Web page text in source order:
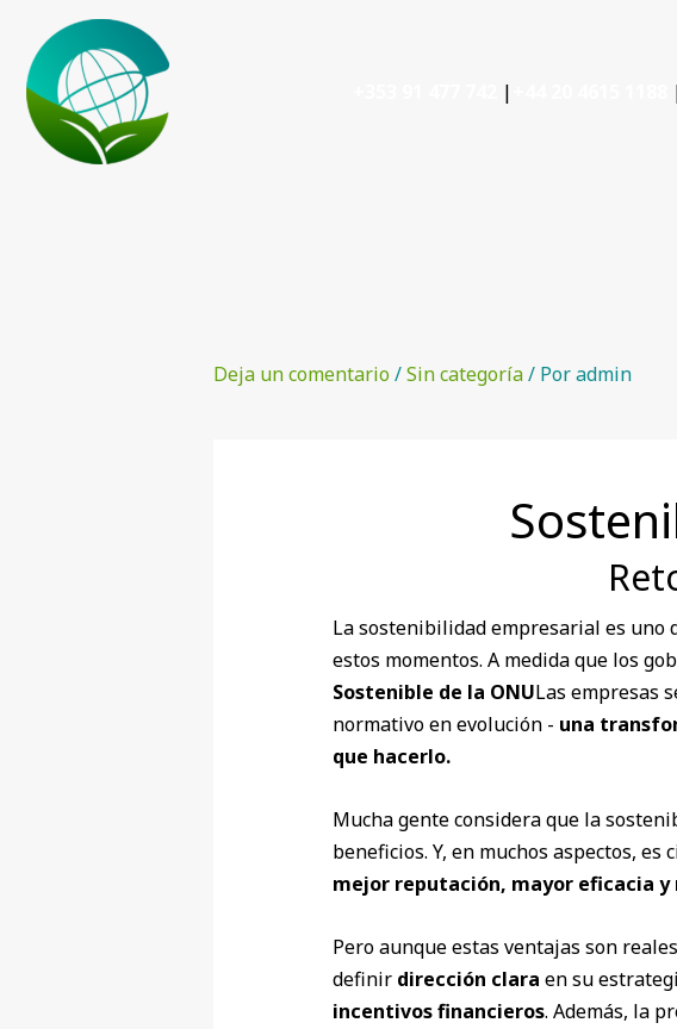
contenido
|
Deja un comentario/Sin categoría/ Poradmin
La sostenibilidad empresarial es uno
estos momentos. A medida que los
Sostenible de la ONULas empresas
normativo en evolución - una
que hacerlo.
Mucha gente considera que la
beneficios. Y, en muchos aspectos,
mejor reputación, mayor eficacia
Pero aunque estas ventajas son
definir dirección clara en su
incentivos financieros. Además, la